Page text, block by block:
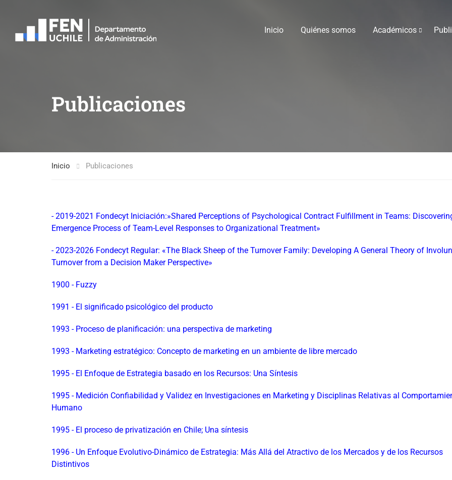
Inicio Quiénes somos Académicos
Publicaciones
Inicio Publicaciones
- 2019-2021 Fondecyt Iniciación:»Shared Perceptions of Psychological Contract Fulfillment in Teams:
Emergence Process of Team-Level Responses to Organizational Treatment»
- 2023-2026 Fondecyt Regular: «The Black Sheep of the Turnover Family: Developing A General Theory of
Turnover from a Decision Maker Perspective»
1900 - Fuzzy
1991 - El significado psicológico del producto
1993 - Proceso de planificación: una perspectiva de marketing
1993 - Marketing estratégico: Concepto de marketing en un ambiente de libre mercado
1995 - El Enfoque de Estrategia basado en los Recursos: Una Síntesis
1995 - Medición Confiabilidad y Validez en Investigaciones en Marketing y Disciplinas Relativas al
Humano
1995 - El proceso de privatización en Chile; Una síntesis
1996 - Un Enfoque Evolutivo-Dinámico de Estrategia: Más Allá del Atractivo de los Mercados y de los Recursos
Distintivos